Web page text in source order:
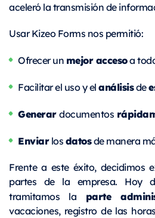
aceleró la transmisión de
Usar Kizeo Forms nos permitió:
Ofrecer un mejor accesoa
Facilitar el uso y elanálisisde
Generardocumentos
Enviarlosdatosde manera
Frente a este éxito, decidimos
partes de la empresa. Hoy
tramitamos la parte
vacaciones, registro de las